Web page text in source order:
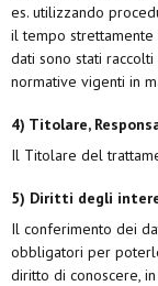
es. utilizzando
il tempo strettamente
dati sono stati
normative vigenti in
4) Titolare,
Il Titolare del
5) Diritti degli
Il conferimento dei
obbligatori per
diritto di conoscere,